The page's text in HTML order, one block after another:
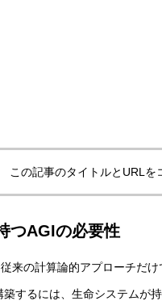
この記事のタイトルとURLを
つAGIの必要性
来の計算論的アプローチだ
するには、生命システムが